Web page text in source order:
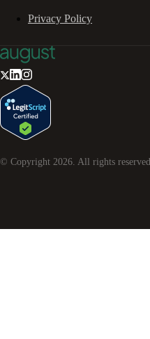
Privacy Policy
© Copyright 2026 . All rights reserved.